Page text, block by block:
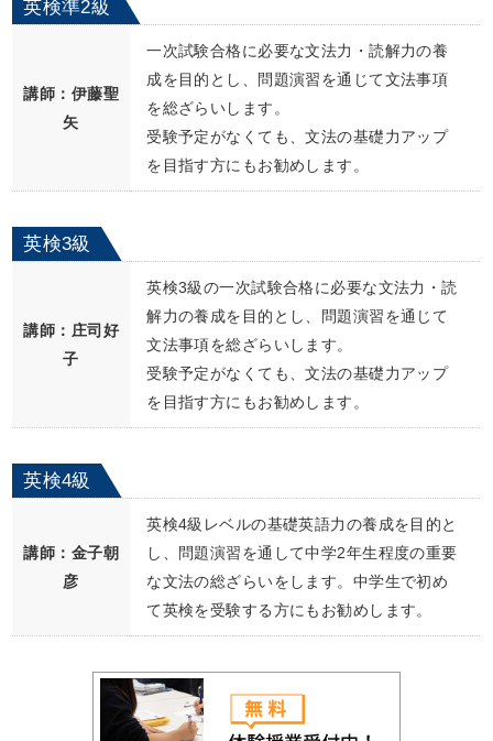
英検準2級
講師：伊藤聖
矢
一次試験合格に必要な文法力・読解力の養
成を目的とし、問題演習を通じて文法事項
を総ざらいします。
受験予定がなくても、文法の基礎力アップ
を目指す方にもお勧めします。
英検3級
講師：庄司好
子
英検3級の一次試験合格に必要な文法力・読
解力の養成を目的とし、問題演習を通じて
文法事項を総ざらいします。
受験予定がなくても、文法の基礎力アップ
を目指す方にもお勧めします。
英検4級
講師：金子朝
彦
英検4級レベルの基礎英語力の養成を目的と
し、問題演習を通して中学2年生程度の重要
な文法の総ざらいをします。中学生で初め
て英検を受験する方にもお勧めします。